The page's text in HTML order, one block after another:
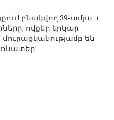
բնակվող 39-ամյա և
ովքեր երկար
են